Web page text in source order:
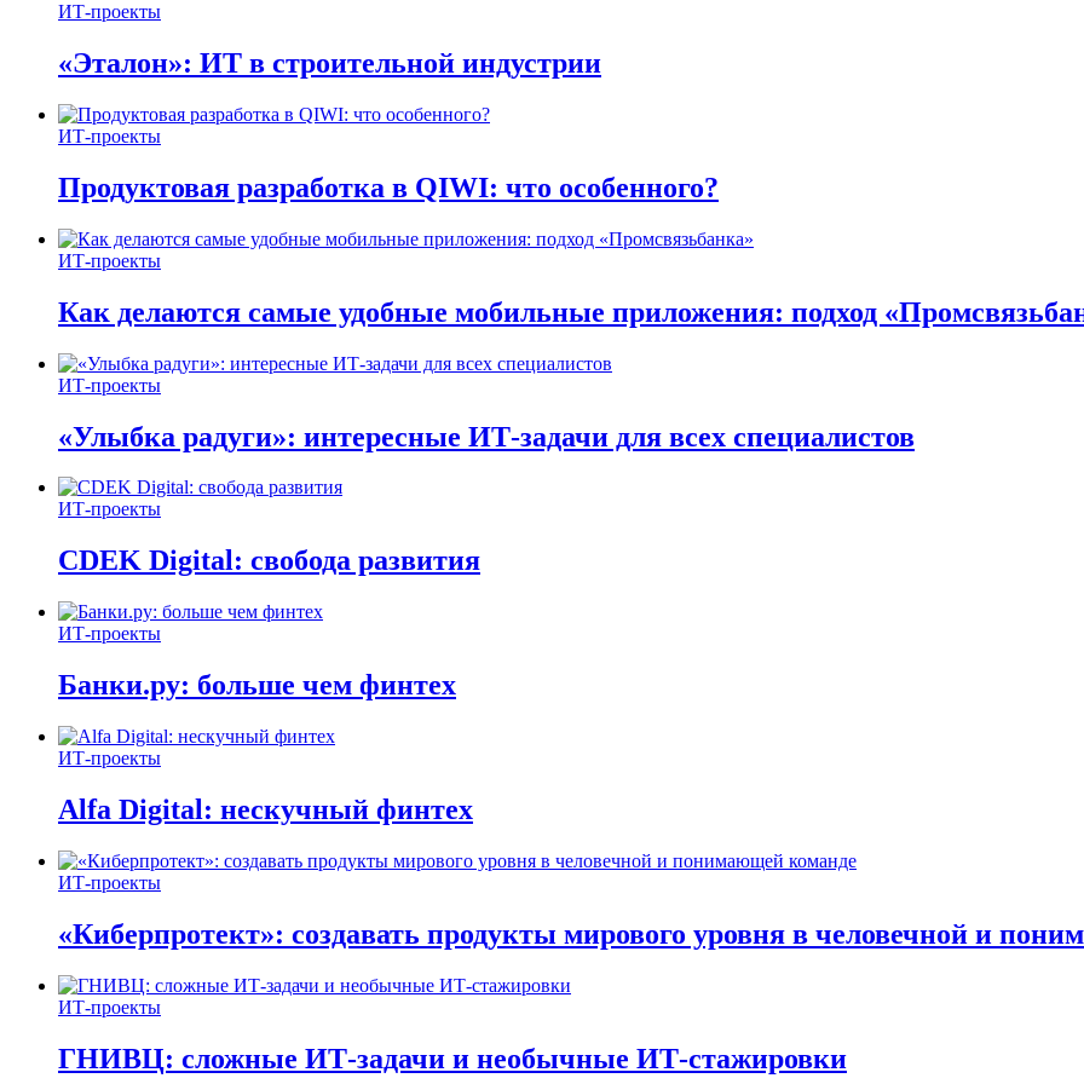
ИТ-проекты
«Эталон»: ИТ в строительной индустрии
ИТ-проекты
Продуктовая разработка в QIWI: что особенного?
ИТ-проекты
Как делаются самые удобные мобильные приложения: подход
ИТ-проекты
«Улыбка радуги»: интересные ИТ-задачи для всех специалистов
ИТ-проекты
CDEK Digital: свобода развития
ИТ-проекты
Банки.ру: больше чем финтех
ИТ-проекты
Alfa Digital: нескучный финтех
ИТ-проекты
«Киберпротект»: создавать продукты мирового уровня в человечной и
ИТ-проекты
ГНИВЦ: сложные ИТ‑задачи и необычные ИТ‑стажировки